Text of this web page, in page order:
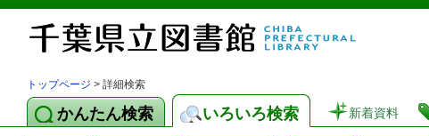
トップページ > 詳細検索
かんたん検索 いろいろ検索 新着資料